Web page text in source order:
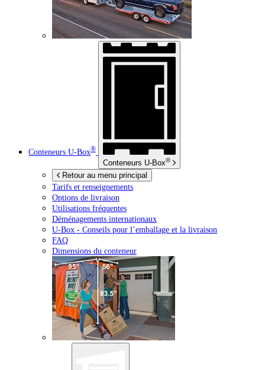
Conteneurs U-Box®
Conteneurs U-Box®
Retour au menu principal
Tarifs et renseignements
Options de livraison
Utilisations fréquentes
Déménagements internationaux
U-Box - Conseils pour l’emballage et la livraison
FAQ
Dimensions du conteneur